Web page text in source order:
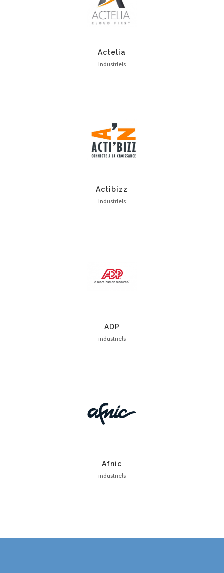
Actelia
industriels
Actibizz
industriels
ADP
industriels
Afnic
industriels